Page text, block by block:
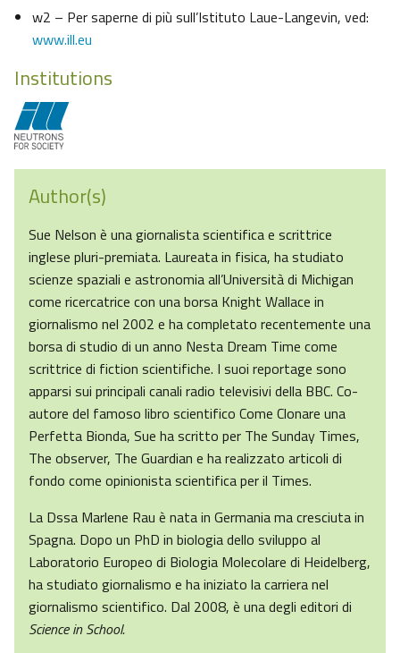
w2 – Per saperne di più sull’Istituto Laue-Langevin, ved:
www.ill.eu
Institutions
Author(s)
Sue Nelson è una giornalista scientifica e scrittrice
inglese pluri-premiata. Laureata in fisica, ha studiato
scienze spaziali e astronomia all’Università di Michigan
come ricercatrice con una borsa Knight Wallace in
giornalismo nel 2002 e ha completato recentemente una
borsa di studio di un anno Nesta Dream Time come
scrittrice di fiction scientifiche. I suoi reportage sono
apparsi sui principali canali radio televisivi della BBC. Co-
autore del famoso libro scientifico Come Clonare una
Perfetta Bionda, Sue ha scritto per The Sunday Times,
The observer, The Guardian e ha realizzato articoli di
fondo come opinionista scientifica per il Times.
La Dssa Marlene Rau è nata in Germania ma cresciuta in
Spagna. Dopo un PhD in biologia dello sviluppo al
Laboratorio Europeo di Biologia Molecolare di Heidelberg,
ha studiato giornalismo e ha iniziato la carriera nel
giornalismo scientifico. Dal 2008, è una degli editori di
Science in School.